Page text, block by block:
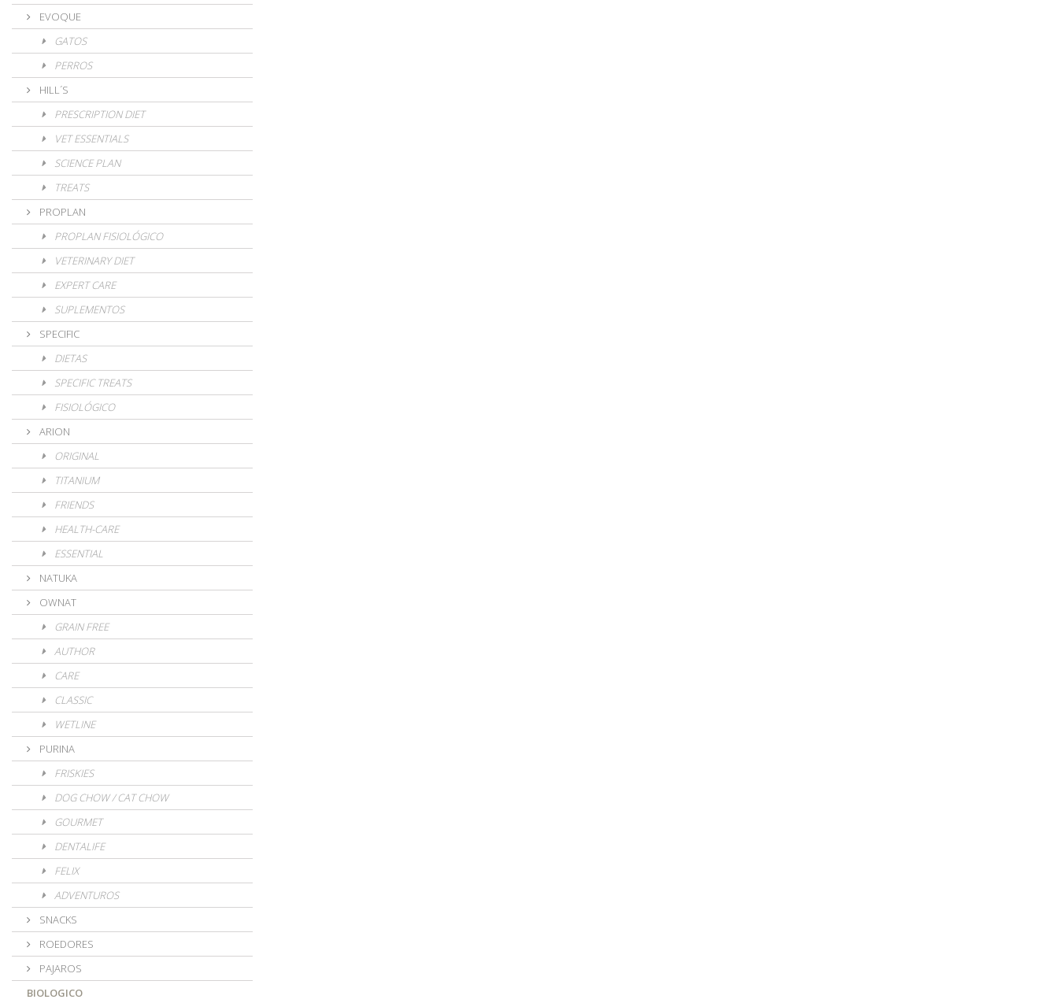
EVOQUE
GATOS
PERROS
HILL´S
PRESCRIPTION DIET
VET ESSENTIALS
SCIENCE PLAN
TREATS
PROPLAN
PROPLAN FISIOLÓGICO
VETERINARY DIET
EXPERT CARE
SUPLEMENTOS
SPECIFIC
DIETAS
SPECIFIC TREATS
FISIOLÓGICO
ARION
ORIGINAL
TITANIUM
FRIENDS
HEALTH-CARE
ESSENTIAL
NATUKA
OWNAT
GRAIN FREE
AUTHOR
CARE
CLASSIC
WETLINE
PURINA
FRISKIES
DOG CHOW / CAT CHOW
GOURMET
DENTALIFE
FELIX
ADVENTUROS
SNACKS
ROEDORES
PAJAROS
BIOLOGICO